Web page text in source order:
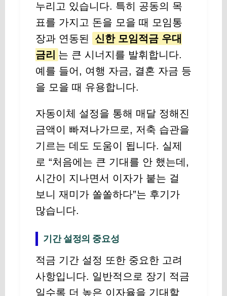
누리고 있습니다. 특히 공동의 목
표를 가지고 돈을 모을 때 모임통
장과 연동된
신한 모임적금 우대
금리 는 큰 시너지를 발휘합니다.
예를 들어, 여행 자금, 결혼 자금 등
을 모을 때 유용합니다.
자동이체 설정을 통해 매달 정해진
금액이 빠져나가므로, 저축 습관을
기르는 데도 도움이 됩니다. 실제
로 “처음에는 큰 기대를 안 했는데,
시간이 지나면서 이자가 붙는 걸
보니 재미가 쏠쏠하다”는 후기가
많습니다.
기간 설정의 중요성
적금 기간 설정 또한 중요한 고려
사항입니다. 일반적으로 장기 적금
일수록 더 높은 이자율을 기대할